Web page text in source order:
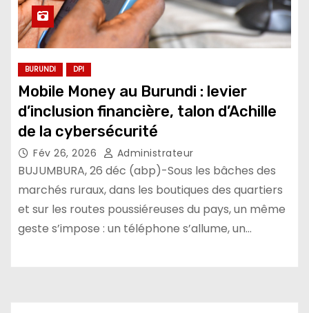
BURUNDI DPI
Mobile Money au Burundi : levier
d’inclusion financière, talon d’Achille
de la cybersécurité
Fév 26, 2026 Administrateur
BUJUMBURA, 26 déc (abp)-Sous les bâches des
marchés ruraux, dans les boutiques des quartiers
et sur les routes poussiéreuses du pays, un même
geste s’impose : un téléphone s’allume, un…